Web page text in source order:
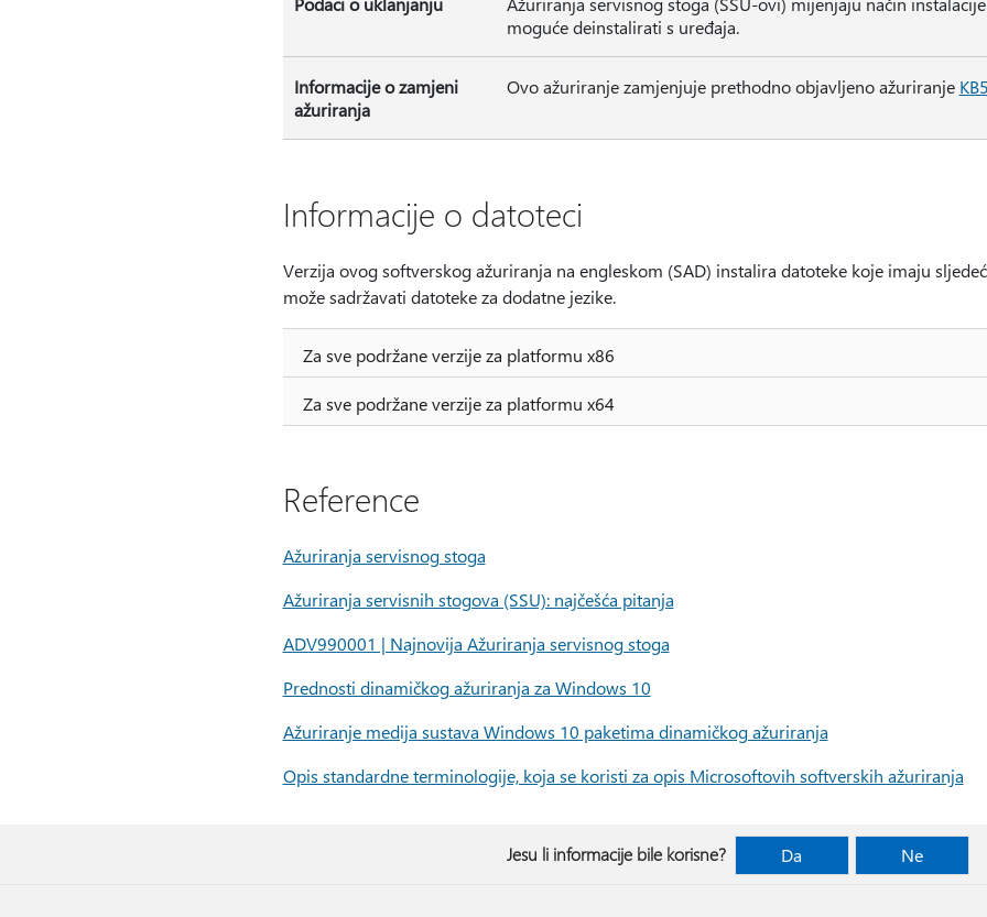
moguće deinstalirati s uređaja.
Informacije o zamjeni
ažuriranja
Ovo ažuriranje zamjenjuje prethodno objavljeno ažuriranje
Informacije o datoteci
Verzija ovog softverskog ažuriranja na engleskom (SAD) instalira datoteke koje imaju
može sadržavati datoteke za dodatne jezike.
Za sve podržane verzije za platformu x86
Za sve podržane verzije za platformu x64
Reference
Ažuriranja servisnog stoga
Ažuriranja servisnih stogova (SSU): najčešća pitanja
ADV990001 | Najnovija Ažuriranja servisnog stoga
Prednosti dinamičkog ažuriranja za Windows 10
Ažuriranje medija sustava Windows 10 paketima dinamičkog ažuriranja
Opis standardne terminologije, koja se koristi za opis Microsoftovih softverskih ažuriranja
Jesu li informacije bile korisne? Da Ne